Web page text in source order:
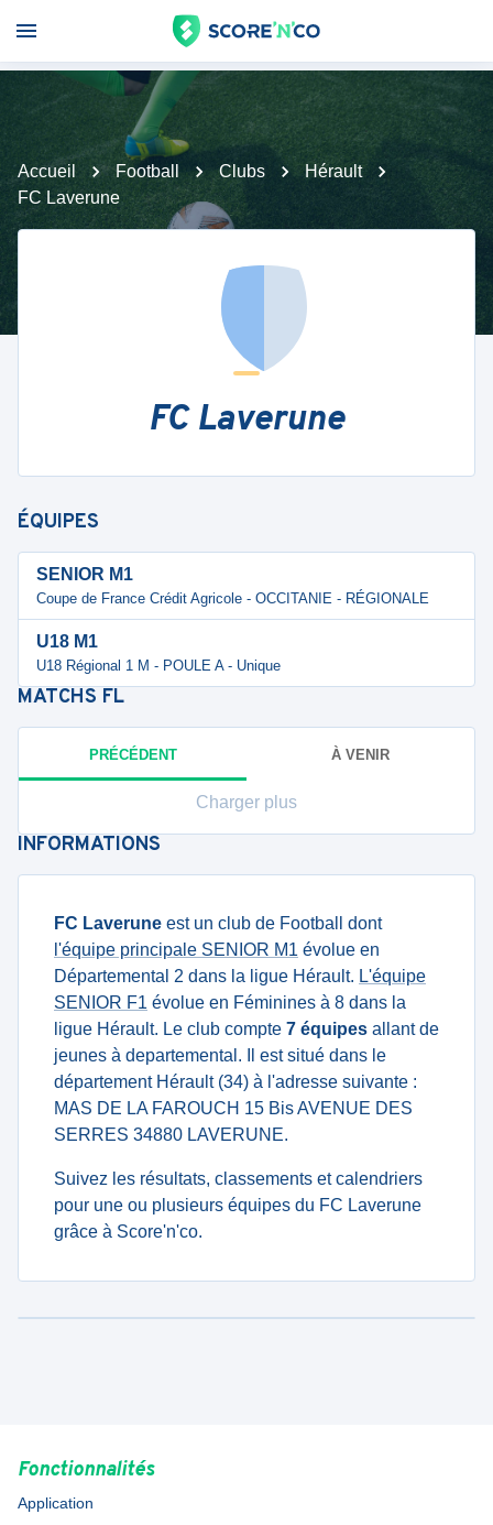
Accueil Football Clubs
Hérault
FC Laverune
FC Laverune
ÉQUIPES
SENIOR M1
Coupe de France Crédit Agricole - OCCITANIE - RÉGIONALE
U18 M1
U18 Régional 1 M - POULE A - Unique
MATCHS FL
PRÉCÉDENT À VENIR
Charger plus
INFORMATIONS
FC Laverune est un club de Football dont
l'équipe principale SENIOR M1 évolue en
Départemental 2 dans la ligue Hérault. L'équipe
SENIOR F1 évolue en Féminines à 8 dans la
ligue Hérault. Le club compte 7 équipes allant de
jeunes à departemental. Il est situé dans le
département Hérault (34) à l'adresse suivante :
MAS DE LA FAROUCH 15 Bis AVENUE DES
SERRES 34880 LAVERUNE.
Suivez les résultats, classements et calendriers
pour une ou plusieurs équipes du FC Laverune
grâce à Score'n'co.
Fonctionnalités
Application